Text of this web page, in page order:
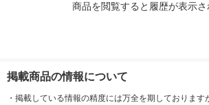
商品を閲覧すると履歴が表示さ
掲載商品の情報について
・ 掲載している情報の精度には万全を期しております